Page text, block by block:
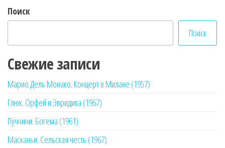
Поиск
Поиск
Свежие записи
Марио Дель Монако. Концерт в Милане (1957)
Глюк. Орфей и Эвридика (1967)
Пуччини. Богема (1961)
Масканьи. Сельская честь (1967)